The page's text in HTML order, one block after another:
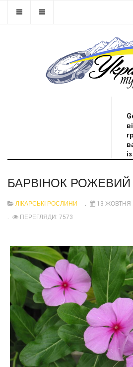
БАРВІНОК РОЖЕВИЙ
ЛІКАРСЬКІ РОСЛИНИ
13 ЖОВТНЯ
ПЕРЕГЛЯДИ: 7573